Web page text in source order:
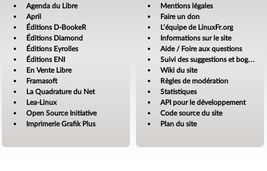
Agenda du Libre
April
Éditions D-BookeR
Éditions Diamond
Éditions Eyrolles
Éditions ENI
En Vente Libre
Framasoft
La Quadrature du Net
Lea-Linux
Open Source Initiative
Imprimerie Grafik Plus
Mentions légales
Faire un don
L’équipe de LinuxFr.org
Informations sur le site
Aide / Foire aux questions
Suivi des suggestions et bogues
Wiki du site
Règles de modération
Statistiques
API pour le développement
Code source du site
Plan du site